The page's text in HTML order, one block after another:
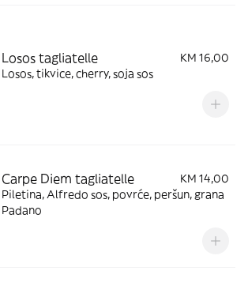
Losos tagliatelle
KM 16,00
Losos, tikvice, cherry, soja sos
Carpe Diem tagliatelle
KM 14,00
Piletina, Alfredo sos, povrće, peršun, grana
Padano